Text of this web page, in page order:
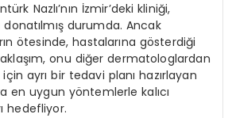
Nazlı’nın İzmir’deki kliniği,
durumda. Ancak
ötesinde, hastalarına gösterdiği
onu diğer dermatologlardan
için ayrı bir tedavi planı hazırlayan
en uygun yöntemlerle kalıcı
hedefliyor.